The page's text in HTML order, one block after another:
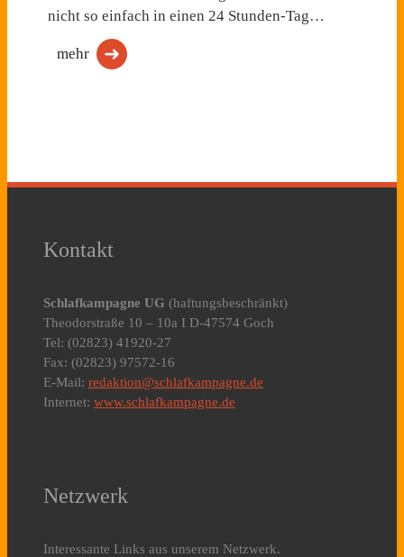
nicht so einfach in einen 24 Stunden-Tag…
mehr
Kontakt
Schlafkampagne UG (haftungsbeschränkt)
Theodorstraße 10 – 10a I D-47574 Goch
Tel: (02823) 41920-27
Fax: (02823) 97572-16
E-Mail: redaktion@schlafkampagne.de
Internet: www.schlafkampagne.de
Netzwerk
Interessante Links aus unserem Netzwerk.